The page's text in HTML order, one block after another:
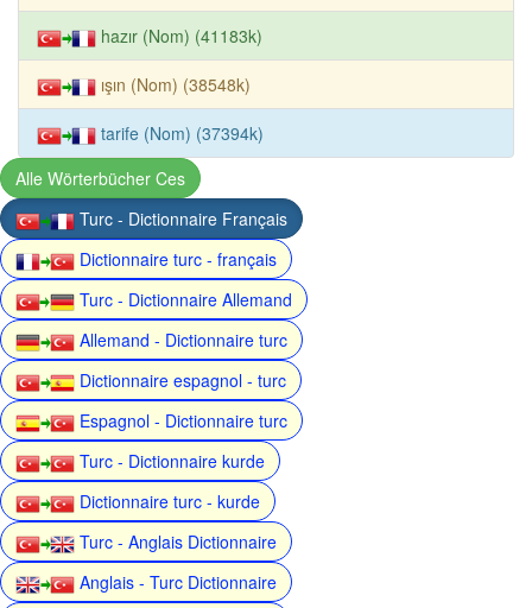
hazır (Nom) (41183k)
ışın (Nom) (38548k)
tarife (Nom) (37394k)
Alle Wörterbücher Ces
Turc - Dictionnaire Français
Dictionnaire turc - français
Turc - Dictionnaire Allemand
Allemand - Dictionnaire turc
Dictionnaire espagnol - turc
Espagnol - Dictionnaire turc
Turc - Dictionnaire kurde
Dictionnaire turc - kurde
Turc - Anglais Dictionnaire
Anglais - Turc Dictionnaire